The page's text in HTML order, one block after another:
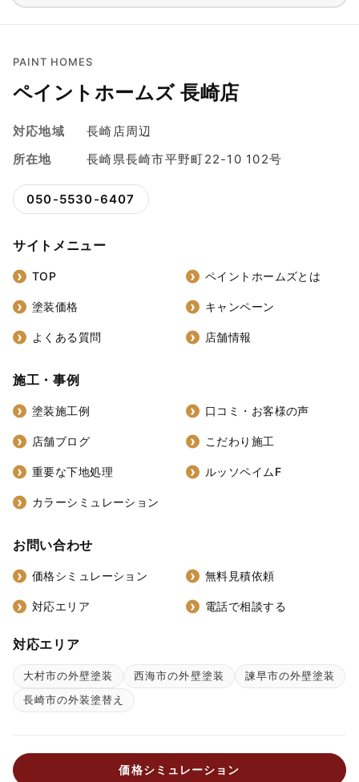
PAINT HOMES
ペイントホームズ 長崎店
対応地域
長崎店周辺
所在地
長崎県長崎市平野町22-10 102号
050-5530-6407
サイトメニュー
TOP ペイントホームズとは
塗装価格 キャンペーン
よくある質問 店舗情報
施工・事例
塗装施工例 口コミ・お客様の声
店舗ブログ こだわり施工
重要な下地処理 ルッソペイムF
カラーシミュレーション
お問い合わせ
価格シミュレーション 無料見積依頼
対応エリア 電話で相談する
対応エリア
大村市の外壁塗装 西海市の外壁塗装
諫早市の外壁塗装
長崎市の外装塗替え
価格シミュレーション